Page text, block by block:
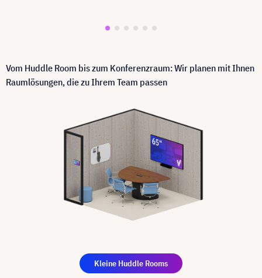
Vom Huddle Room bis zum Konferenzraum: Wir planen mit Ihnen
Raumlösungen, die zu Ihrem Team passen
Kleine Huddle Rooms